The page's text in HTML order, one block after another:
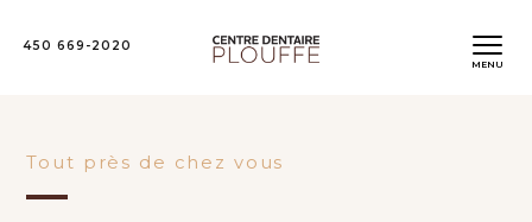
450 669-2020
MENU
Tout près de chez vous